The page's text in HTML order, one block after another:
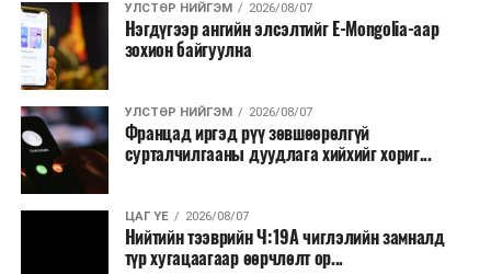
УЛСТӨР НИЙГЭМ 2026/08/07
Нэгдүгээр ангийн элсэлтийг E-Mongolia-аар
зохион байгуулна
УЛСТӨР НИЙГЭМ 2026/08/07
Францад иргэд рүү зөвшөөрөлгүй
сурталчилгааны дуудлага хийхийг хориг...
ЦАГ ҮЕ 2026/08/07
Нийтийн тээврийн Ч:19А чиглэлийн замналд
түр хугацаагаар өөрчлөлт ор...